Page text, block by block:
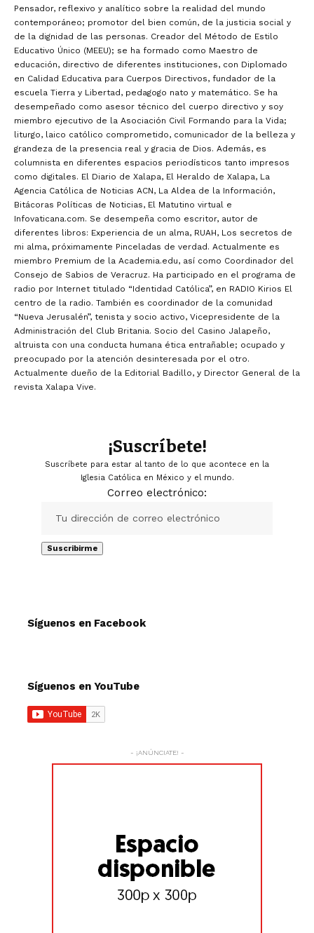
Pensador, reflexivo y analítico sobre la realidad del mundo
contemporáneo; promotor del bien común, de la justicia social y
de la dignidad de las personas. Creador del Método de Estilo
Educativo Único (MEEU); se ha formado como Maestro de
educación, directivo de diferentes instituciones, con Diplomado
en Calidad Educativa para Cuerpos Directivos, fundador de la
escuela Tierra y Libertad, pedagogo nato y matemático. Se ha
desempeñado como asesor técnico del cuerpo directivo y soy
miembro ejecutivo de la Asociación Civil Formando para la Vida;
liturgo, laico católico comprometido, comunicador de la belleza y
grandeza de la presencia real y gracia de Dios. Además, es
columnista en diferentes espacios periodísticos tanto impresos
como digitales. El Diario de Xalapa, El Heraldo de Xalapa, La
Agencia Católica de Noticias ACN, La Aldea de la Información,
Bitácoras Políticas de Noticias, El Matutino virtual e
Infovaticana.com. Se desempeña como escritor, autor de
diferentes libros: Experiencia de un alma, RUAH, Los secretos de
mi alma, próximamente Pinceladas de verdad. Actualmente es
miembro Premium de la Academia.edu, así como Coordinador del
Consejo de Sabios de Veracruz. Ha participado en el programa de
radio por Internet titulado “Identidad Católica”, en RADIO Kirios El
centro de la radio. También es coordinador de la comunidad
“Nueva Jerusalén”, tenista y socio activo, Vicepresidente de la
Administración del Club Britania. Socio del Casino Jalapeño,
altruista con una conducta humana ética entrañable; ocupado y
preocupado por la atención desinteresada por el otro.
Actualmente dueño de la Editorial Badillo, y Director General de la
revista Xalapa Vive.
¡Suscríbete!
Suscríbete para estar al tanto de lo que acontece en la
Iglesia Católica en México y el mundo.
Correo electrónico:
Síguenos en Facebook
Síguenos en YouTube
- ¡ANÚNCIATE! -